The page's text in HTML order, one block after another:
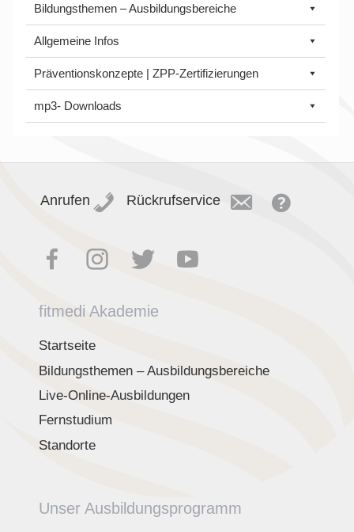
Bildungsthemen – Ausbildungsbereiche
Allgemeine Infos
Präventionskonzepte | ZPP-Zertifizierungen
mp3- Downloads
Anrufen Rückrufservice
fitmedi Akademie
Startseite
Bildungsthemen – Ausbildungsbereiche
Live-Online-Ausbildungen
Fernstudium
Standorte
Unser Ausbildungsprogramm